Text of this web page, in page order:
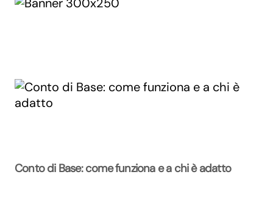
Conto di Base: come funziona e a chi è adatto